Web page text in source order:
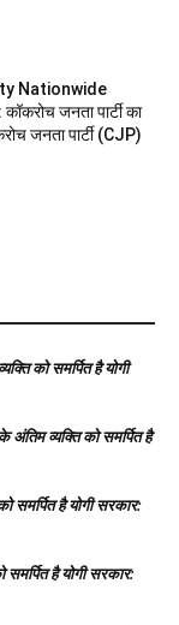
Nationwide
जनता पार्टी का
जनता पार्टी (CJP)
को समर्पित है योगी
अंतिम व्यक्ति को समर्पित है
समर्पित है योगी सरकार:
है योगी सरकार: